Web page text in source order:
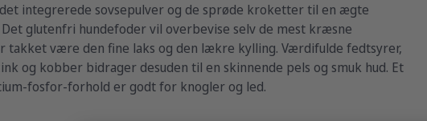
integrerede sovsepulver og de sprøde kroketter til en ægte
Det glutenfri hundefoder vil overbevise selv de mest kræsne
takket være den fine laks og den lækre kylling. Værdifulde fedtsyrer,
og kobber bidrager desuden til en skinnende pels og smuk hud. Et
fosfor-forhold er godt for knogler og led.